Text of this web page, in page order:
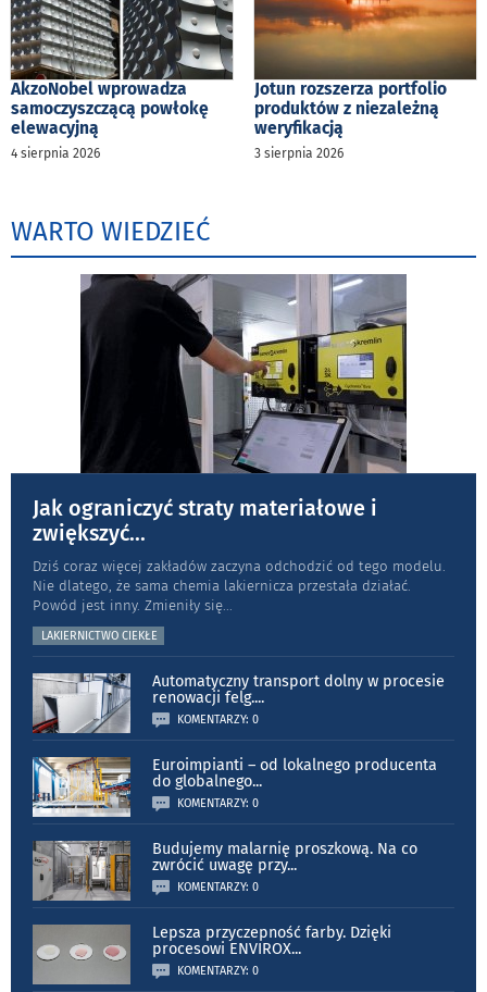
AkzoNobel wprowadza
samoczyszczącą powłokę
elewacyjną
4 sierpnia 2026
Jotun rozszerza portfolio
produktów z niezależną
weryfikacją
3 sierpnia 2026
WARTO WIEDZIEĆ
Jak ograniczyć straty materiałowe i
zwiększyć...
Dziś coraz więcej zakładów zaczyna odchodzić od tego modelu.
Nie dlatego, że sama chemia lakiernicza przestała działać.
Powód jest inny. Zmieniły się...
LAKIERNICTWO CIEKŁE
Automatyczny transport dolny w procesie
renowacji felg....
KOMENTARZY: 0
Euroimpianti – od lokalnego producenta
do globalnego...
KOMENTARZY: 0
Budujemy malarnię proszkową. Na co
zwrócić uwagę przy...
KOMENTARZY: 0
Lepsza przyczepność farby. Dzięki
procesowi ENVIROX...
KOMENTARZY: 0